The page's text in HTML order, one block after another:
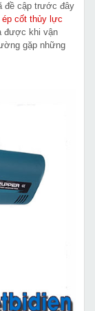
đề cập trước đây
cốt thủy lực
được khi vận
gặp những